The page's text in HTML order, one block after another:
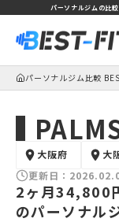
パーソナルジムの比
パーソナルジム比較
大阪府 大
更新日：
2ヶ月34,800
のパーソナル